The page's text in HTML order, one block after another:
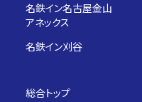
名鉄イン名古屋金山
アネックス
名鉄イン刈谷
総合トップ